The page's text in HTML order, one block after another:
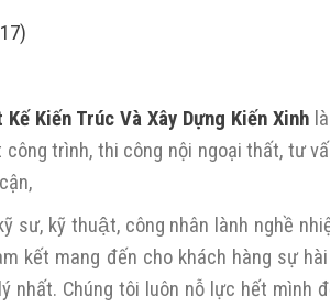
Kiến Trúc Và Xây Dựng Kiến Xinh
trình, thi công nội ngoại thất, tư
sư, kỹ thuật, công nhân lành nghề
kết mang đến cho khách hàng sự
nhất. Chúng tôi luôn nỗ lực hết mình